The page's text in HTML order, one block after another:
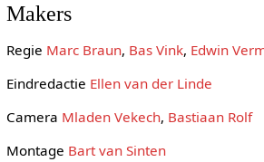
Makers
Regie Marc Braun, Bas Vink, Edwin
Eindredactie Ellen van der Linde
Camera Mladen Vekech, Bastiaan Rolf
Montage Bart van Sinten